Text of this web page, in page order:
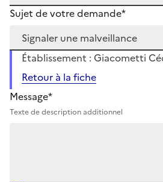
Sujet de votre demande*
Établissement : Giacometti
Retour à la fiche
Message*
Texte de description additionnel